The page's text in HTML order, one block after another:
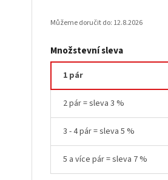
Můžeme doručit do: 12.8.2026
Množstevní sleva
1 pár
2 pár = sleva 3 %
3 - 4 pár = sleva 5 %
5 a více pár = sleva 7 %